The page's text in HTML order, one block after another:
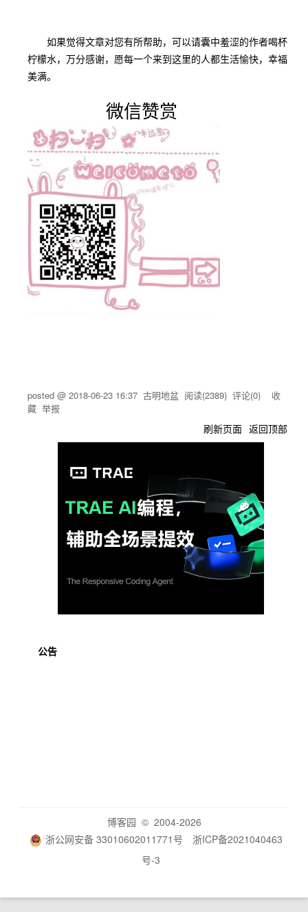
如果觉得文章对您有所帮助，可以请囊中羞涩的作者喝杯
柠檬水，万分感谢，愿每一个来到这里的人都生活愉快，幸福
美满。
微信赞赏
posted @ 2018-06-23 16:37 古明地盆 阅读(2389) 评论(0) 收
藏 举报
刷新页面 返回顶部
公告
博客园 © 2004-2026
浙公网安备 33010602011771号
浙ICP备2021040463
号-3